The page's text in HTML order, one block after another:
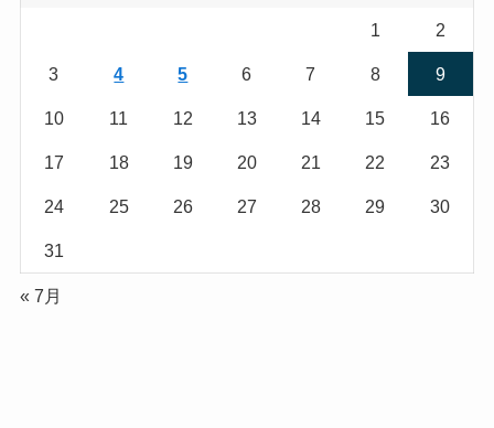
1 2
3 4 5 6 7 8 9
10 11 12 13 14 15 16
17 18 19 20 21 22 23
24 25 26 27 28 29 30
31
« 7月